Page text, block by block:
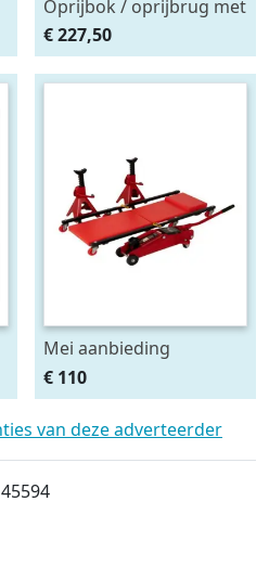
Oprijbok / oprijbrug met
ingebouwde krik. set
2stuks
€ 227,50
Mei aanbieding
Monteursligkar+2 tons
krik + 2 assteunen
€ 110
van deze adverteerder